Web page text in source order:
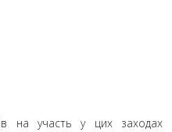
на участь у цих заходах